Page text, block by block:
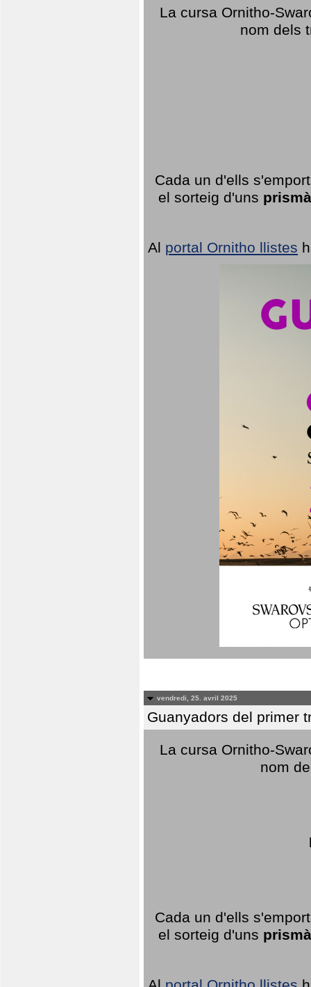
La cursa Ornitho-
nom dels
Cada un d'ells
el sorteig d'uns
Al portal Ornitho llistes
vendredi, 25. avril 2025
Guanyadors del primer
La cursa Ornitho-
nom
Cada un d'ells
el sorteig d'uns